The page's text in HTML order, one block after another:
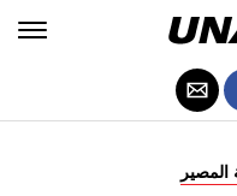
المصير